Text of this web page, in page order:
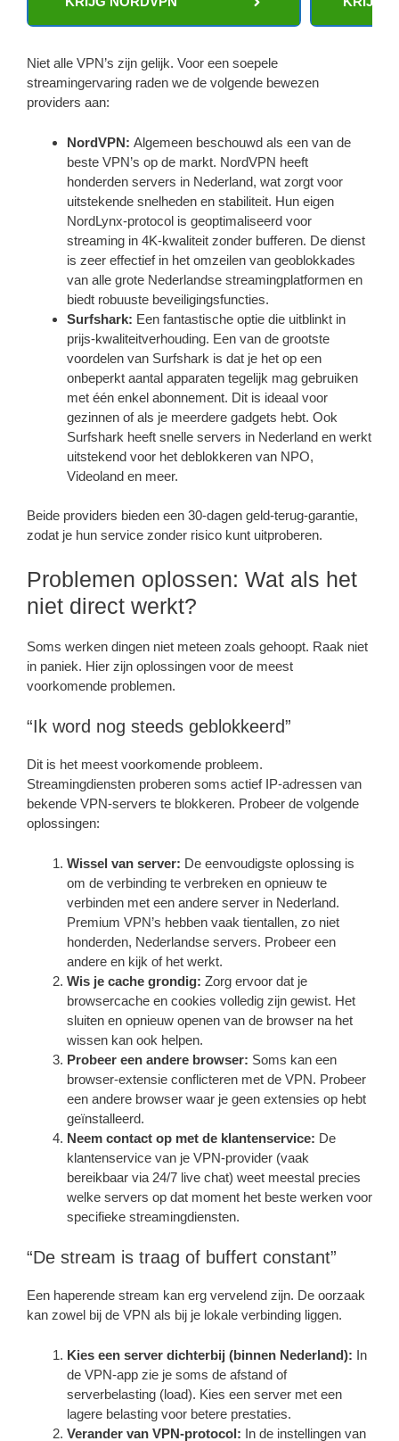
Niet alle VPN’s zijn gelijk. Voor een soepele
streamingervaring raden we de volgende bewezen
providers aan:
NordVPN: Algemeen beschouwd als een van de
beste VPN’s op de markt. NordVPN heeft
honderden servers in Nederland, wat zorgt voor
uitstekende snelheden en stabiliteit. Hun eigen
NordLynx-protocol is geoptimaliseerd voor
streaming in 4K-kwaliteit zonder bufferen. De dienst
is zeer effectief in het omzeilen van geoblokkades
van alle grote Nederlandse streamingplatformen en
biedt robuuste beveiligingsfuncties.
Surfshark: Een fantastische optie die uitblinkt in
prijs-kwaliteitverhouding. Een van de grootste
voordelen van Surfshark is dat je het op een
onbeperkt aantal apparaten tegelijk mag gebruiken
met één enkel abonnement. Dit is ideaal voor
gezinnen of als je meerdere gadgets hebt. Ook
Surfshark heeft snelle servers in Nederland en werkt
uitstekend voor het deblokkeren van NPO,
Videoland en meer.
Beide providers bieden een 30-dagen geld-terug-garantie,
zodat je hun service zonder risico kunt uitproberen.
Problemen oplossen: Wat als het
niet direct werkt?
Soms werken dingen niet meteen zoals gehoopt. Raak niet
in paniek. Hier zijn oplossingen voor de meest
voorkomende problemen.
“Ik word nog steeds geblokkeerd”
Dit is het meest voorkomende probleem.
Streamingdiensten proberen soms actief IP-adressen van
bekende VPN-servers te blokkeren. Probeer de volgende
oplossingen:
Wissel van server: De eenvoudigste oplossing is
om de verbinding te verbreken en opnieuw te
verbinden met een andere server in Nederland.
Premium VPN’s hebben vaak tientallen, zo niet
honderden, Nederlandse servers. Probeer een
andere en kijk of het werkt.
Wis je cache grondig: Zorg ervoor dat je
browsercache en cookies volledig zijn gewist. Het
sluiten en opnieuw openen van de browser na het
wissen kan ook helpen.
Probeer een andere browser: Soms kan een
browser-extensie conflicteren met de VPN. Probeer
een andere browser waar je geen extensies op hebt
geïnstalleerd.
Neem contact op met de klantenservice: De
klantenservice van je VPN-provider (vaak
bereikbaar via 24/7 live chat) weet meestal precies
welke servers op dat moment het beste werken voor
specifieke streamingdiensten.
“De stream is traag of buffert constant”
Een haperende stream kan erg vervelend zijn. De oorzaak
kan zowel bij de VPN als bij je lokale verbinding liggen.
Kies een server dichterbij (binnen Nederland): In
de VPN-app zie je soms de afstand of
serverbelasting (load). Kies een server met een
lagere belasting voor betere prestaties.
Verander van VPN-protocol: In de instellingen van